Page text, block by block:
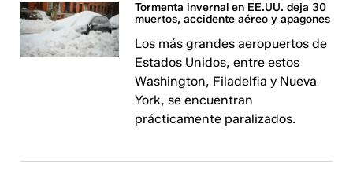
Tormenta invernal en EE.UU. deja 30
muertos, accidente aéreo y apagones
Los más grandes aeropuertos de
Estados Unidos, entre estos
Washington, Filadelfia y Nueva
York, se encuentran
prácticamente paralizados.